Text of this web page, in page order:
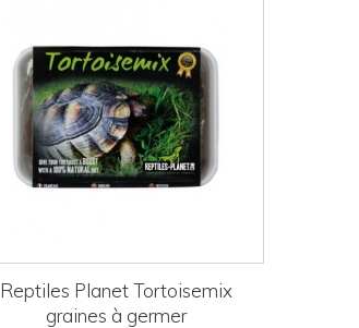
Reptiles Planet Tortoisemix
graines à germer